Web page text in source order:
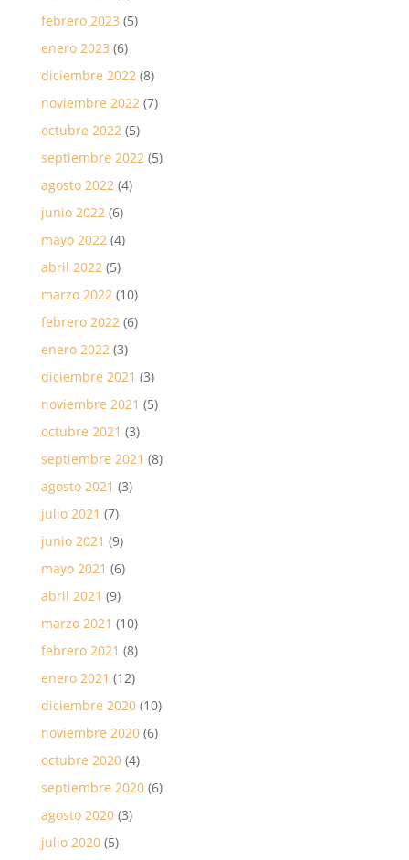
febrero 2023 (5)
enero 2023 (6)
diciembre 2022(8)
noviembre 2022(7)
octubre 2022(5)
septiembre 2022(5)
agosto 2022(4)
junio 2022(6)
mayo 2022(4)
abril 2022(5)
marzo 2022(10)
febrero 2022(6)
enero 2022(3)
diciembre 2021 (3)
noviembre 2021 (5)
octubre 2021 (3)
septiembre 2021 (8)
agosto 2021 (3)
julio 2021 (7)
junio 2021 (9)
mayo 2021 (6)
abril 2021 (9)
marzo 2021 (10)
febrero 2021 (8)
enero 2021 (12)
diciembre 2020(10)
noviembre 2020(6)
octubre 2020(4)
septiembre 2020(6)
agosto 2020(3)
julio 2020(5)